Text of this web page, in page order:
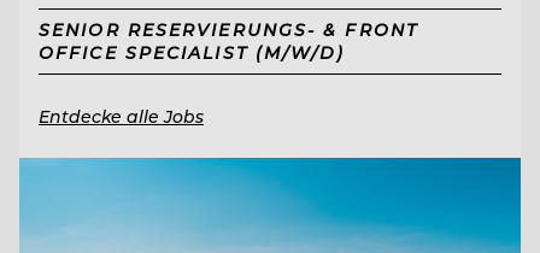
SENIOR RESERVIERUNGS- & FRONT
OFFICE SPECIALIST (M/W/D)
Entdecke alle Jobs